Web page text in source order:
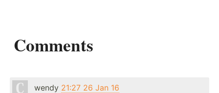
Comments
wendy 21:27 26 Jan 16